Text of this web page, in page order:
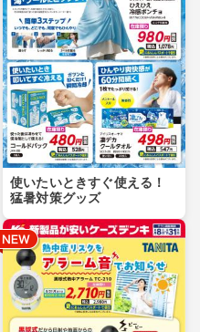
使いたいときすぐ使える！
猛暑対策グッズ